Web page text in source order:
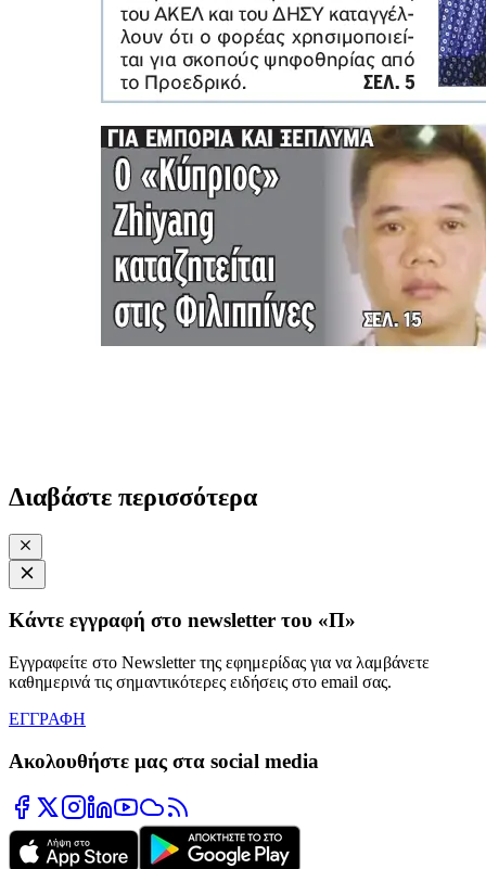
Διαβάστε περισσότερα
Κάντε εγγραφή στο newsletter του «Π»
Εγγραφείτε στο Newsletter της εφημερίδας για να λαμβάνετε
καθημερινά τις σημαντικότερες ειδήσεις στο email σας.
ΕΓΓΡΑΦΗ
Ακολουθήστε μας στα social media